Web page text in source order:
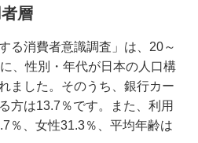
カードローンとの違いやメリ
方法はある？ニートや失業中
を解説
層
る消費者意識調査」は、20～
、性別・年代が日本の人口構
ました。そのうち、銀行カー
方は13.7％です。また、利用
％、女性31.3％、平均年齢は